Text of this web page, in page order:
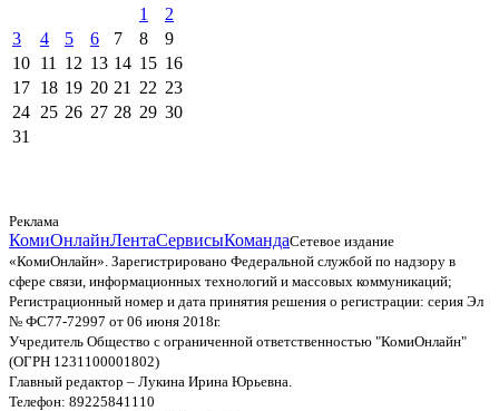
1
2
3
4 5 6 7 8
9
10 11 12 13 14 15 16
17 18 19 20 21 22 23
24 25 26 27 28 29 30
31
Реклама
КомиОнлайнЛентаСервисыКомандаСетевое издание
«КомиОнлайн». Зарегистрировано Федеральной службой по надзору в
сфере связи, информационных технологий и массовых коммуникаций;
Регистрационный номер и дата принятия решения о регистрации: серия Эл
№ ФС77-72997 от 06 июня 2018г.
Учредитель Общество с ограниченной ответственностью "КомиОнлайн"
(ОГРН 1231100001802)
Главный редактор – Лукина Ирина Юрьевна.
Телефон: 89225841110